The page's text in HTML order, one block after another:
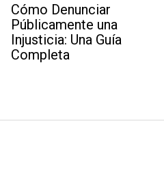
Cómo Denunciar
Públicamente una
Injusticia: Una Guía
Completa